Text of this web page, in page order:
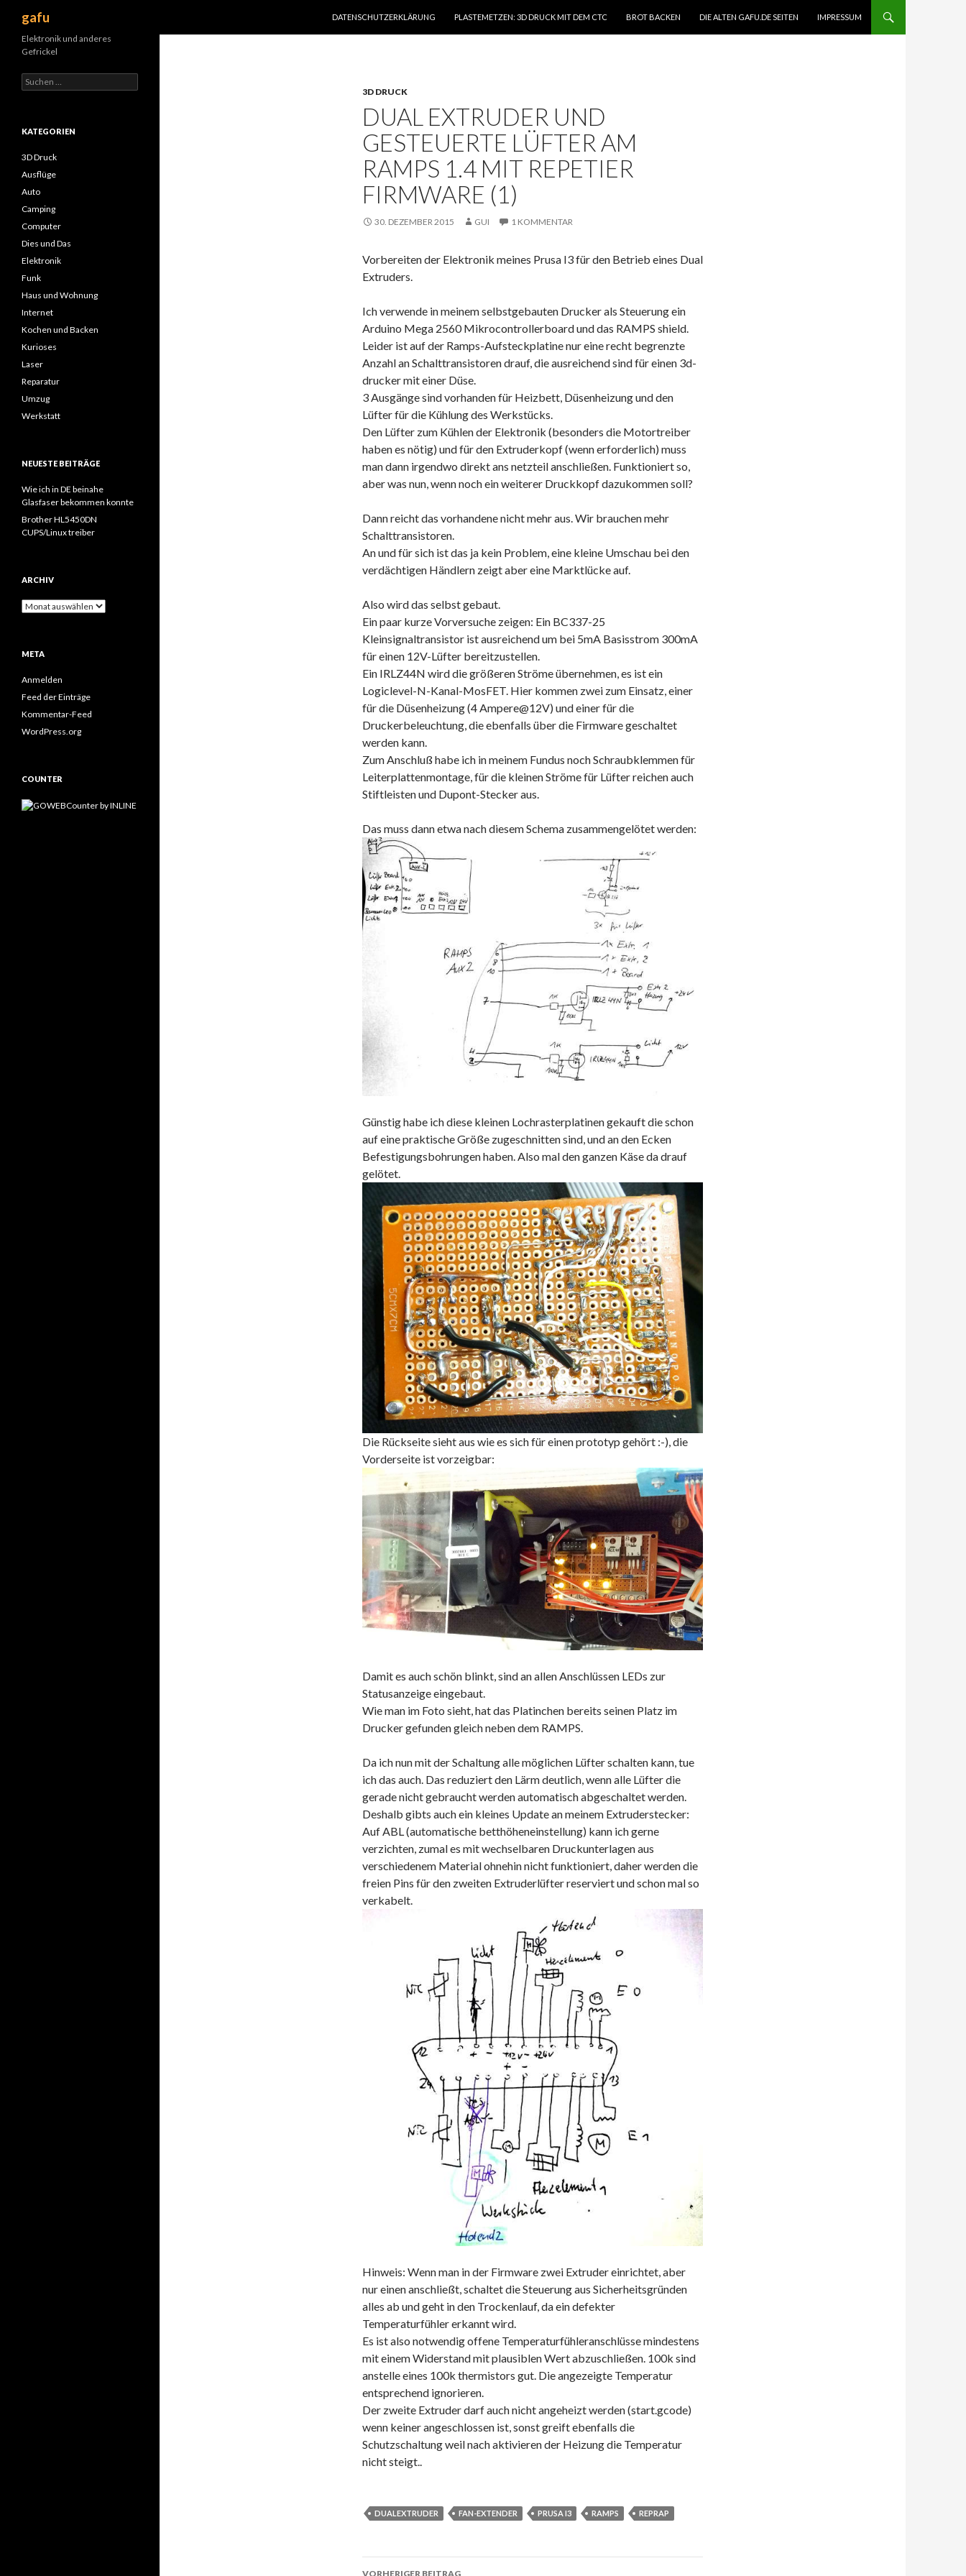
gafu
DATENSCHUTZERKLÄRUNG
PLASTEMETZEN: 3D DRUCK MIT DEM CTC BROT BACKEN DIE ALTEN GAFU.DE SEITEN IMPRESSUM
3D DRUCK
DUAL EXTRUDER UND
GESTEUERTE LÜFTER AM
RAMPS 1.4 MIT REPETIER
FIRMWARE (1)
30. DEZEMBER 2015 GUI 1 KOMMENTAR
Vorbereiten der Elektronik meines Prusa I3 für den Betrieb eines Dual
Extruders.
Ich verwende in meinem selbstgebauten Drucker als Steuerung ein
Arduino Mega 2560 Mikrocontrollerboard und das RAMPS shield.
Leider ist auf der Ramps-Aufsteckplatine nur eine recht begrenzte
Anzahl an Schalttransistoren drauf, die ausreichend sind für einen 3d-
drucker mit einer Düse.
3 Ausgänge sind vorhanden für Heizbett, Düsenheizung und den
Lüfter für die Kühlung des Werkstücks.
Den Lüfter zum Kühlen der Elektronik (besonders die Motortreiber
haben es nötig) und für den Extruderkopf (wenn erforderlich) muss
man dann irgendwo direkt ans netzteil anschließen. Funktioniert so,
aber was nun, wenn noch ein weiterer Druckkopf dazukommen soll?
Dann reicht das vorhandene nicht mehr aus. Wir brauchen mehr
Schalttransistoren.
An und für sich ist das ja kein Problem, eine kleine Umschau bei den
verdächtigen Händlern zeigt aber eine Marktlücke auf.
Also wird das selbst gebaut.
Ein paar kurze Vorversuche zeigen: Ein BC337-25
Kleinsignaltransistor ist ausreichend um bei 5mA Basisstrom 300mA
für einen 12V-Lüfter bereitzustellen.
Ein IRLZ44N wird die größeren Ströme übernehmen, es ist ein
Logiclevel-N-Kanal-MosFET. Hier kommen zwei zum Einsatz, einer
für die Düsenheizung (4 Ampere@12V) und einer für die
Druckerbeleuchtung, die ebenfalls über die Firmware geschaltet
werden kann.
Zum Anschluß habe ich in meinem Fundus noch Schraubklemmen für
Leiterplattenmontage, für die kleinen Ströme für Lüfter reichen auch
Stiftleisten und Dupont-Stecker aus.
Das muss dann etwa nach diesem Schema zusammengelötet werden:
Günstig habe ich diese kleinen Lochrasterplatinen gekauft die schon
auf eine praktische Größe zugeschnitten sind, und an den Ecken
Befestigungsbohrungen haben. Also mal den ganzen Käse da drauf
gelötet.
Die Rückseite sieht aus wie es sich für einen prototyp gehört :-), die
Vorderseite ist vorzeigbar:
Damit es auch schön blinkt, sind an allen Anschlüssen LEDs zur
Statusanzeige eingebaut.
Wie man im Foto sieht, hat das Platinchen bereits seinen Platz im
Drucker gefunden gleich neben dem RAMPS.
Da ich nun mit der Schaltung alle möglichen Lüfter schalten kann, tue
ich das auch. Das reduziert den Lärm deutlich, wenn alle Lüfter die
gerade nicht gebraucht werden automatisch abgeschaltet werden.
Deshalb gibts auch ein kleines Update an meinem Extruderstecker:
Auf ABL (automatische betthöheneinstellung) kann ich gerne
verzichten, zumal es mit wechselbaren Druckunterlagen aus
verschiedenem Material ohnehin nicht funktioniert, daher werden die
freien Pins für den zweiten Extruderlüfter reserviert und schon mal so
verkabelt.
Hinweis: Wenn man in der Firmware zwei Extruder einrichtet, aber
nur einen anschließt, schaltet die Steuerung aus Sicherheitsgründen
alles ab und geht in den Trockenlauf, da ein defekter
Temperaturfühler erkannt wird.
Es ist also notwendig offene Temperaturfühleranschlüsse mindestens
mit einem Widerstand mit plausiblen Wert abzuschließen. 100k sind
anstelle eines 100k thermistors gut. Die angezeigte Temperatur
entsprechend ignorieren.
Der zweite Extruder darf auch nicht angeheizt werden (start.gcode)
wenn keiner angeschlossen ist, sonst greift ebenfalls die
Schutzschaltung weil nach aktivieren der Heizung die Temperatur
nicht steigt..
DUALEXTRUDER FAN-EXTENDER PRUSA I3 RAMPS REPRAP
Beitragsnavigation
VORHERIGER BEITRAG
Elektronik und anderes
Gefrickel
Suche
nach:
KATEGORIEN
3D Druck
Ausflüge
Auto
Camping
Computer
Dies und Das
Elektronik
Funk
Haus und Wohnung
Internet
Kochen und Backen
Kurioses
Laser
Reparatur
Umzug
Werkstatt
NEUESTE BEITRÄGE
Wie ich in DE beinahe
Glasfaser bekommen konnte
Brother HL5450DN
CUPS/Linux treiber
ARCHIV
Archiv
META
Anmelden
Feed der Einträge
Kommentar-Feed
WordPress.org
COUNTER